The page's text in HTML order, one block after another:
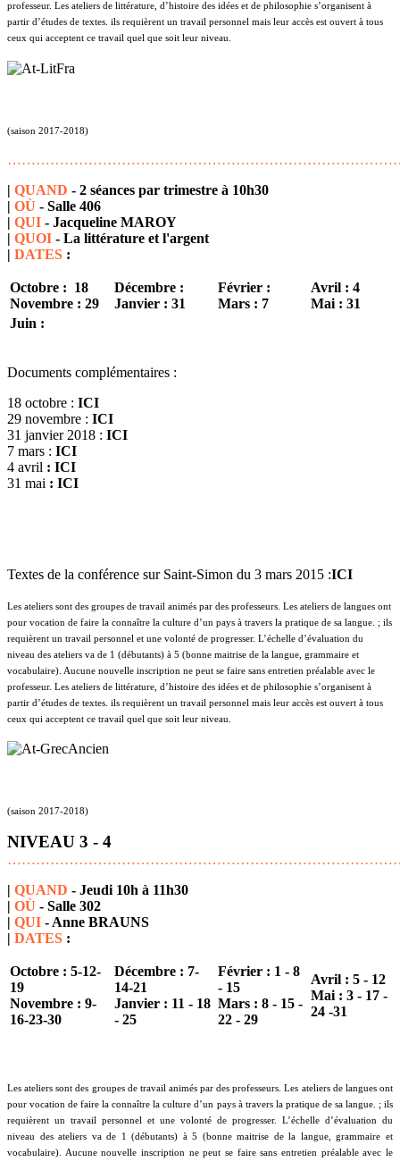
professeur. Les ateliers de littérature, d’histoire des idées et de philosophie s’organisent à
partir d’études de textes. ils requièrent un travail personnel mais leur accès est ouvert à tous
ceux qui acceptent ce travail quel que soit leur niveau.
(saison 2017-2018)
| QUAND - 2 séances par trimestre à 10h30
| OÙ - Salle 406
| QUI - Jacqueline MAROY
| QUOI - La littérature et l'argent
| DATES :
Octobre : 18
Novembre : 29
Décembre :
Janvier : 31
Février :
Mars : 7
Avril : 4
Mai : 31
Juin :
Documents complémentaires :
18 octobre : ICI
29 novembre : ICI
31 janvier 2018 : ICI
7 mars : ICI
4 avril : ICI
31 mai : ICI
Textes de la conférence sur Saint-Simon du 3 mars 2015 :ICI
Les ateliers sont des groupes de travail animés par des professeurs. Les ateliers de langues ont
pour vocation de faire la connaître la culture d’un pays à travers la pratique de sa langue. ; ils
requièrent un travail personnel et une volonté de progresser. L’échelle d’évaluation du
niveau des ateliers va de 1 (débutants) à 5 (bonne maitrise de la langue, grammaire et
vocabulaire). Aucune nouvelle inscription ne peut se faire sans entretien préalable avec le
professeur. Les ateliers de littérature, d’histoire des idées et de philosophie s’organisent à
partir d’études de textes. ils requièrent un travail personnel mais leur accès est ouvert à tous
ceux qui acceptent ce travail quel que soit leur niveau.
(saison 2017-2018)
NIVEAU 3 - 4
| QUAND - Jeudi 10h à 11h30
| OÙ - Salle 302
| QUI - Anne BRAUNS
| DATES :
Octobre : 5-12-
19
Novembre : 9-
16-23-30
Décembre : 7-
14-21
Janvier : 11 - 18
- 25
Février : 1 - 8
- 15
Mars : 8 - 15 -
22 - 29
Avril : 5 - 12
Mai : 3 - 17 -
24 -31
Les ateliers sont des groupes de travail animés par des professeurs. Les ateliers de langues ont
pour vocation de faire la connaître la culture d’un pays à travers la pratique de sa langue. ; ils
requièrent un travail personnel et une volonté de progresser. L’échelle d’évaluation du
niveau des ateliers va de 1 (débutants) à 5 (bonne maitrise de la langue, grammaire et
vocabulaire). Aucune nouvelle inscription ne peut se faire sans entretien préalable avec le